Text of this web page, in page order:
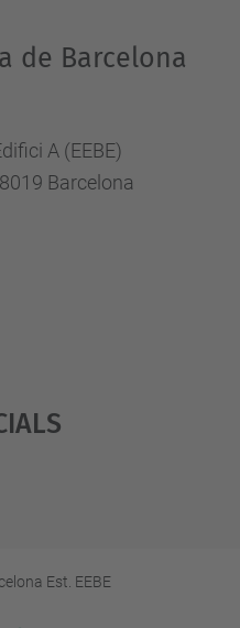
de Barcelona
A (EEBE)
Barcelona
Est. EEBE